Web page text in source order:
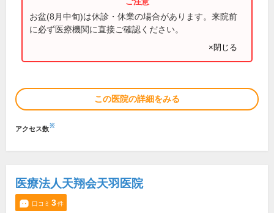
お盆(8月中旬)は休診・休業の場合があります。来院前
に必ず医療機関に直接ご確認ください。
×閉じる
この医院の詳細をみる
アクセス数※
医療法人天翔会天羽医院
口コミ 3件